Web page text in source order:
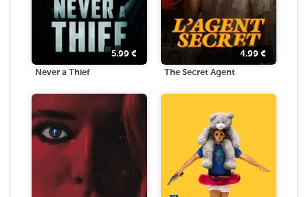
5.99 €
Never a Thief
4.99 €
The Secret Agent